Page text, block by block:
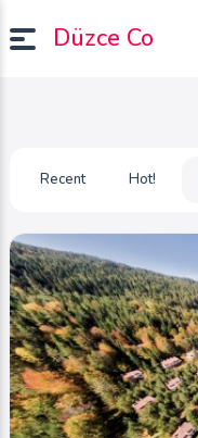
Düzce Co
Recent Hot!